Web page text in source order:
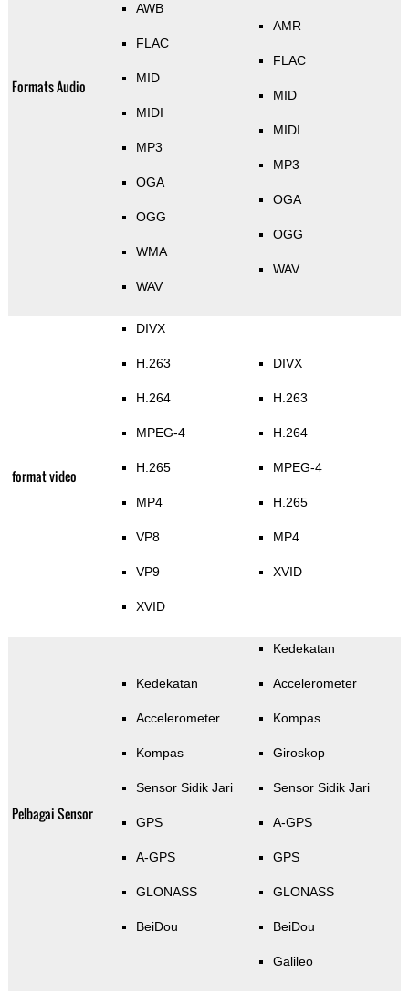
Formats Audio
AWB
FLAC
MID
MIDI
MP3
OGA
OGG
WMA
WAV
AMR
FLAC
MID
MIDI
MP3
OGA
OGG
WAV
format video
DIVX
H.263
H.264
MPEG-4
H.265
MP4
VP8
VP9
XVID
DIVX
H.263
H.264
MPEG-4
H.265
MP4
XVID
Pelbagai Sensor
Kedekatan
Accelerometer
Kompas
Sensor Sidik Jari
GPS
A-GPS
GLONASS
BeiDou
Kedekatan
Accelerometer
Kompas
Giroskop
Sensor Sidik Jari
A-GPS
GPS
GLONASS
BeiDou
Galileo